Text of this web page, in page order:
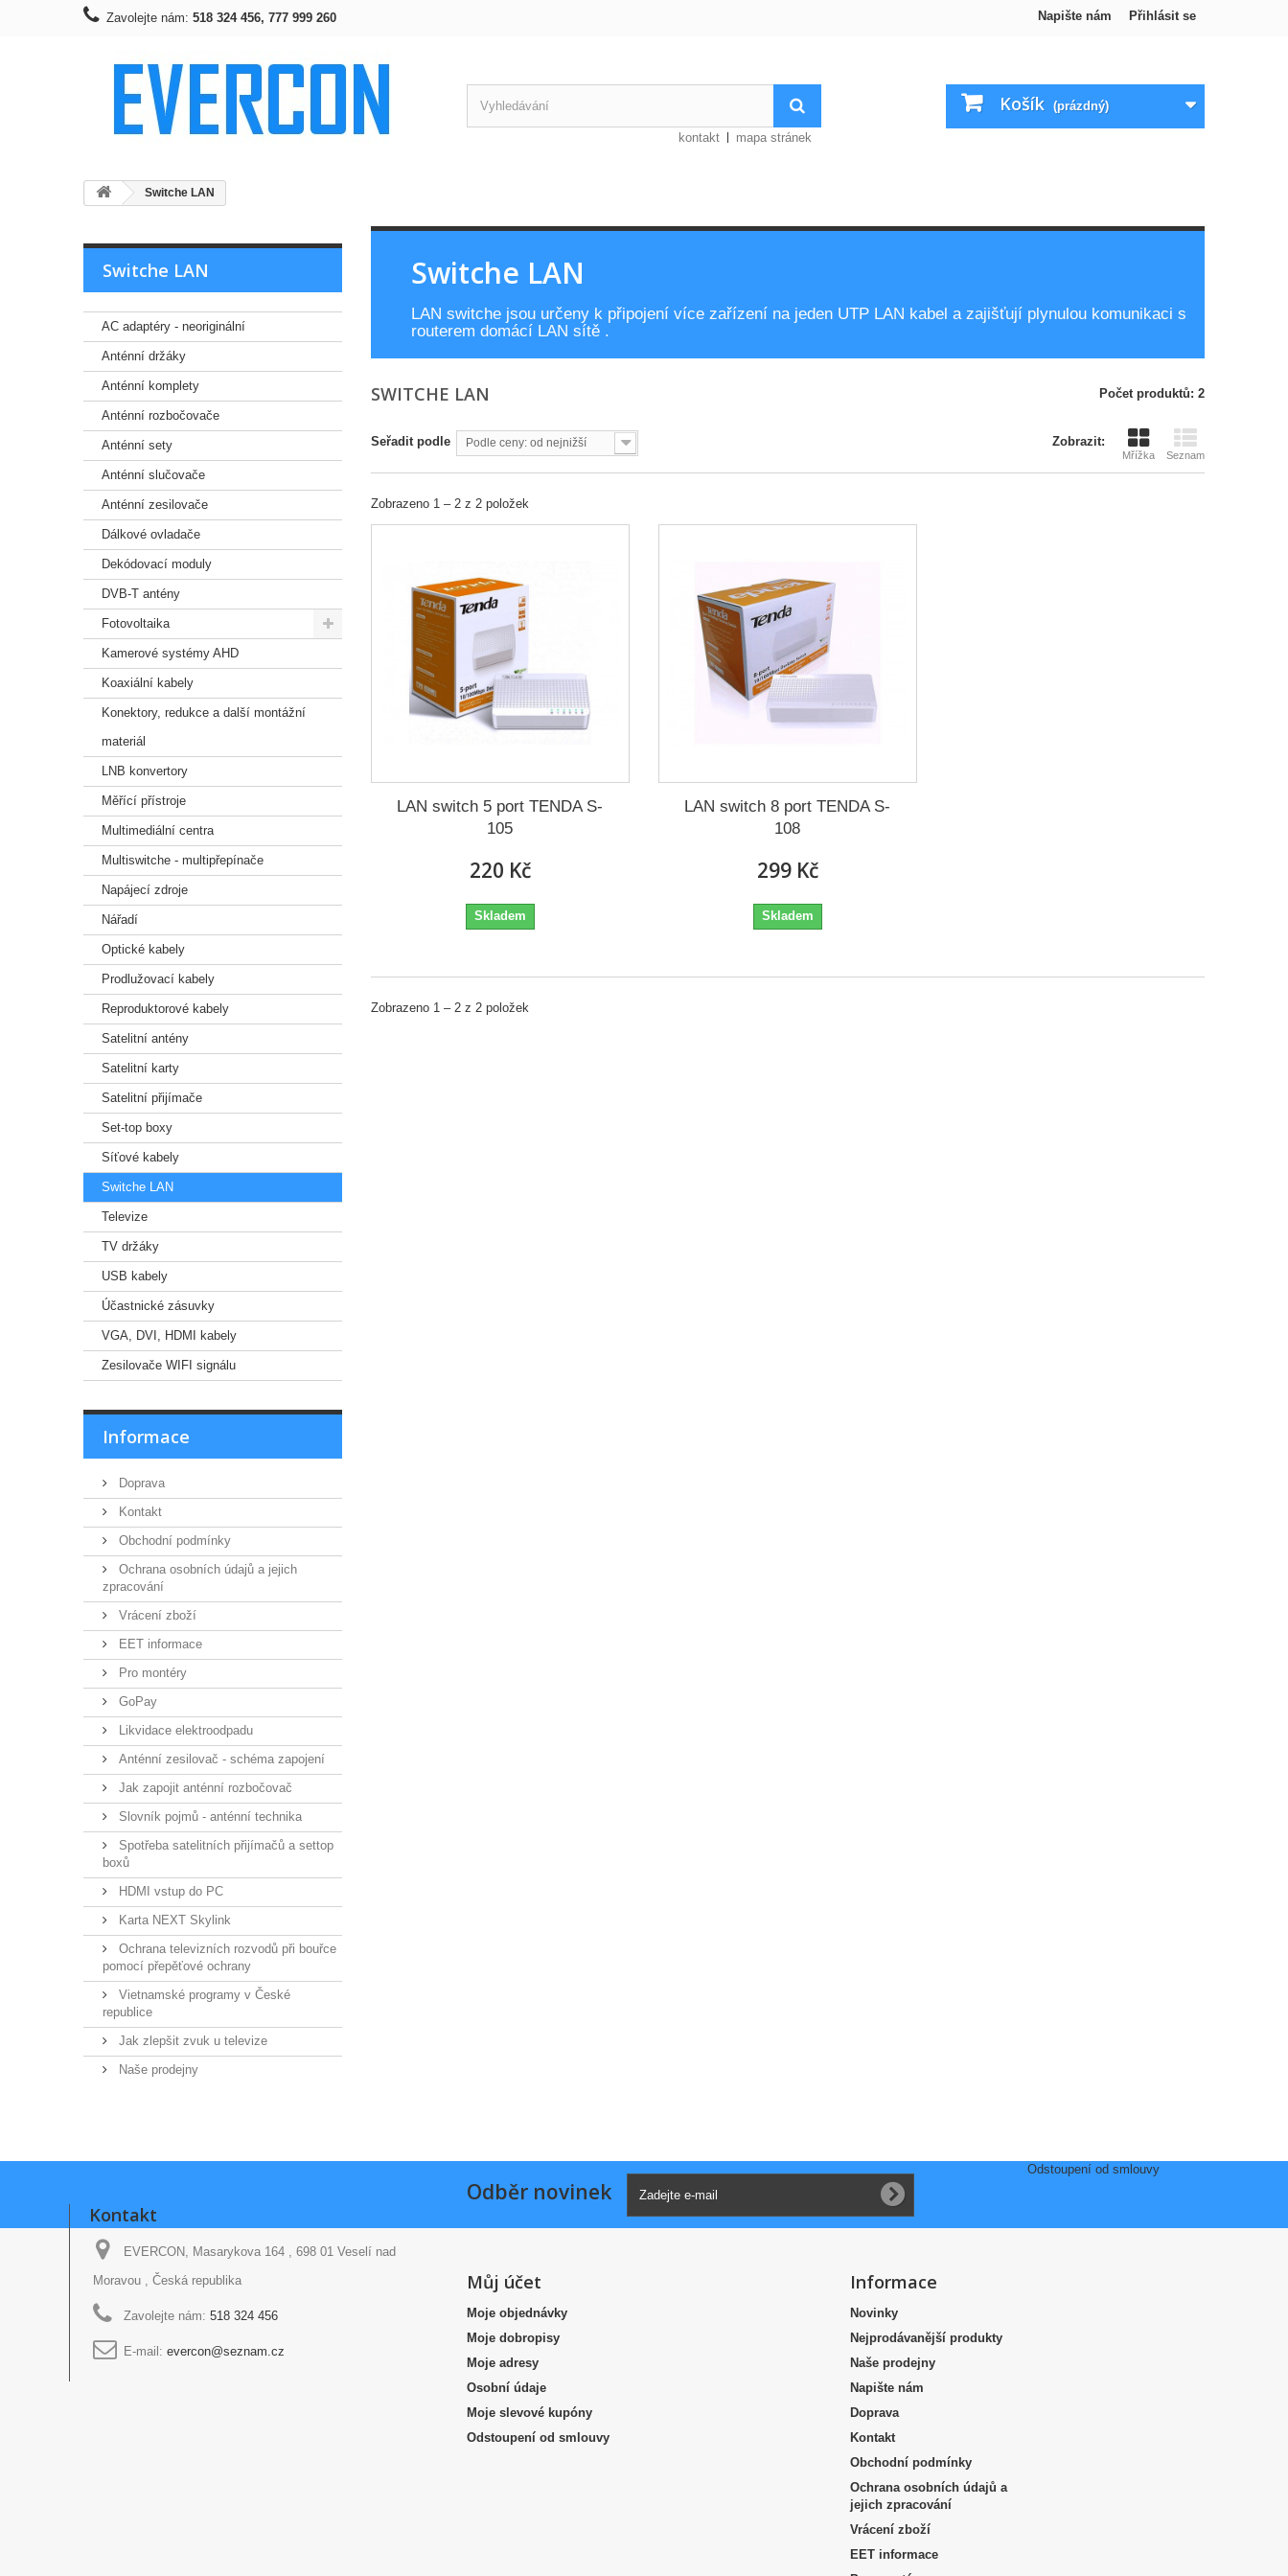
Přihlásit se
Napište nám
Zavolejte nám: 518 324 456, 777 999 260
Košík (prázdný)
kontakt mapa stránek
Switche LAN
Switche LAN
AC adaptéry - neoriginální
Anténní držáky
Anténní komplety
Anténní rozbočovače
Anténní sety
Anténní slučovače
Anténní zesilovače
Dálkové ovladače
Dekódovací moduly
DVB-T antény
Fotovoltaika
Kamerové systémy AHD
Koaxiální kabely
Konektory, redukce a další montážní
materiál
LNB konvertory
Měřící přístroje
Multimediální centra
Multiswitche - multipřepínače
Napájecí zdroje
Nářadí
Optické kabely
Prodlužovací kabely
Reproduktorové kabely
Satelitní antény
Satelitní karty
Satelitní přijímače
Set-top boxy
Síťové kabely
Switche LAN
Televize
TV držáky
USB kabely
Účastnické zásuvky
VGA, DVI, HDMI kabely
Zesilovače WIFI signálu
Informace
Doprava
Kontakt
Obchodní podmínky
Ochrana osobních údajů a jejich
zpracování
Vrácení zboží
EET informace
Pro montéry
GoPay
Likvidace elektroodpadu
Anténní zesilovač - schéma zapojení
Jak zapojit anténní rozbočovač
Slovník pojmů - anténní technika
Spotřeba satelitních přijímačů a settop
boxů
HDMI vstup do PC
Karta NEXT Skylink
Ochrana televizních rozvodů při bouřce
pomocí přepěťové ochrany
Vietnamské programy v České
republice
Jak zlepšit zvuk u televize
Naše prodejny
Switche LAN
LAN switche jsou určeny k připojení více zařízení na jeden UTP LAN kabel a zajišťují plynulou komunikaci s
routerem domácí LAN sítě .
SWITCHE LAN Počet produktů: 2
Zobrazit:
Mřížka Seznam
Seřadit podle Podle ceny: od nejnižší
Zobrazeno 1 – 2 z 2 položek
LAN switch 5 port TENDA S-
105
220 Kč
Skladem
LAN switch 8 port TENDA S-
108
299 Kč
Skladem
Zobrazeno 1 – 2 z 2 položek
Kontakt
EVERCON, Masarykova 164 , 698 01 Veselí nad
Moravou , Česká republika
Zavolejte nám: 518 324 456
E-mail: evercon@seznam.cz
Odběr novinek
Můj účet
Moje objednávky
Moje dobropisy
Moje adresy
Osobní údaje
Moje slevové kupóny
Odstoupení od smlouvy
Informace
Novinky
Nejprodávanější produkty
Naše prodejny
Napište nám
Doprava
Kontakt
Obchodní podmínky
Ochrana osobních údajů a
jejich zpracování
Vrácení zboží
EET informace
Odstoupení od smlouvy